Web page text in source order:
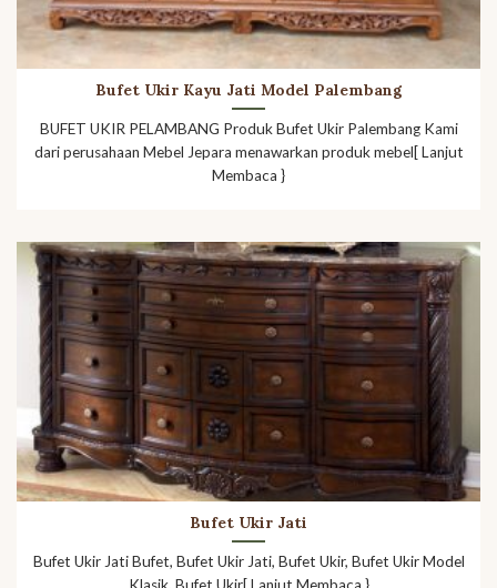
Bufet Ukir Kayu Jati Model Palembang
BUFET UKIR PELAMBANG Produk Bufet Ukir Palembang Kami
dari perusahaan Mebel Jepara menawarkan produk mebel[ Lanjut
Membaca }
Bufet Ukir Jati
Bufet Ukir Jati Bufet, Bufet Ukir Jati, Bufet Ukir, Bufet Ukir Model
Klasik, Bufet Ukir[ Lanjut Membaca }